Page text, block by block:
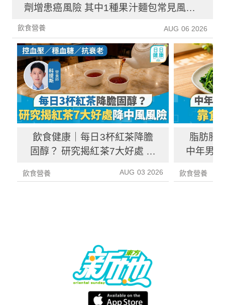
劑增患癌風險 其中1種果汁麵包常見風險
增26%
飲食營養 AUG 06 2026
飲食健康｜每日3杯紅茶降膽
固醇？ 研究揭紅茶7大好處 降
飲食營養 AUG 03 2026
脂肪肝
中年男
飲食營養